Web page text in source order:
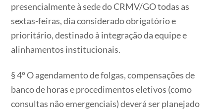
presencialmente à sede do CRMV/GO todas as
sextas-feiras, dia considerado obrigatório e
prioritário, destinado à integração da equipe e
alinhamentos institucionais.
§ 4º O agendamento de folgas, compensações de
banco de horas e procedimentos eletivos (como
consultas não emergenciais) deverá ser planejado